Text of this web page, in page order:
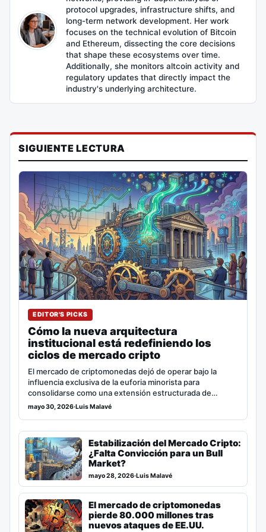
protocol upgrades, infrastructure shifts, and
long-term network development. Her work
focuses on the technical evolution of Bitcoin
and Ethereum, dissecting the core decisions
that shape these ecosystems over time.
Additionally, she monitors altcoin activity and
regulatory updates that directly impact the
industry's underlying architecture.
SIGUIENTE LECTURA
EDITOR'S PICKS
Cómo la nueva arquitectura
institucional está redefiniendo los
ciclos de mercado cripto
El mercado de criptomonedas dejó de operar bajo la
influencia exclusiva de la euforia minorista para
consolidarse como una extensión estructurada de…
mayo 30, 2026·Luis Malavé
Estabilización del Mercado Cripto:
¿Falta Convicción para un Bull
Market?
mayo 28, 2026·Luis Malavé
El mercado de criptomonedas
pierde 80.000 millones tras
nuevos ataques de EE.UU.